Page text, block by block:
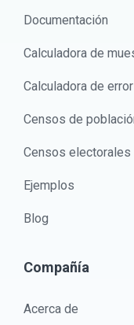
Documentación
Calculadora de
Calculadora de error
Censos de
Censos electorales
Ejemplos
Blog
Compañía
Acerca de